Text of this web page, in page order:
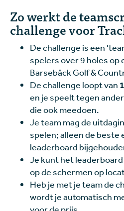
Zo werkt de
challenge voor
De challenge is een
spelers over 9 holes op
Barsebäck Golf &
De challenge loopt van
en je speelt tegen
die ook meedoen.
Je team mag de
spelen; alleen de
leaderboard
Je kunt het
op de schermen op
Heb je met je team de
wordt je automatisch